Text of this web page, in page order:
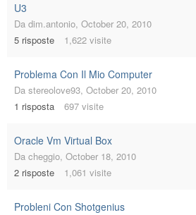
U3
Da dim.antonio, October 20, 2010
5 risposte 1,622 visite
Problema Con Il Mio Computer
Da stereolove93, October 20, 2010
1 risposta 697 visite
Oracle Vm Virtual Box
Da cheggio, October 18, 2010
2 risposte 1,061 visite
Probleni Con Shotgenius